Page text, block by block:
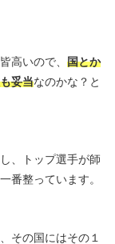
高いので、 国とか
妥当なのかな？と
、トップ選手が師
番整っています。
その国にはその１